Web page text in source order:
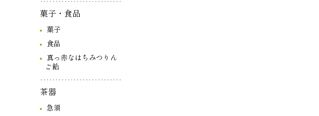
菓子・食品
菓子
食品
真っ赤なはちみつりん
ご飴
茶器
急須